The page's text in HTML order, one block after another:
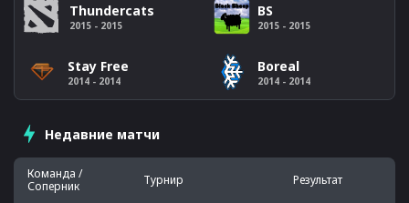
Недавние матчи
Команда /
Соперник
Турнир Результат
Thundercats
2015 - 2015
BS
2015 - 2015
Stay Free
2014 - 2014
Boreal
2014 - 2014